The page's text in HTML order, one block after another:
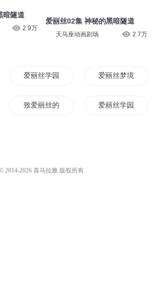
暗隧道
2.9万
爱丽丝02集 神秘的黑暗隧道
天马座动画剧场 2.7万
爱丽丝学园之微微一笑 爱丽丝梦境
致爱丽丝的信 爱丽丝学园之莲
2014-2026 喜马拉雅 版权所有